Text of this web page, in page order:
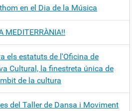
en el Dia de la Música
MEDITERRÀNIA!!
els estatuts de l'Oficina de
Cultural, la finestreta única de
de la cultura
del Taller de Dansa i Moviment